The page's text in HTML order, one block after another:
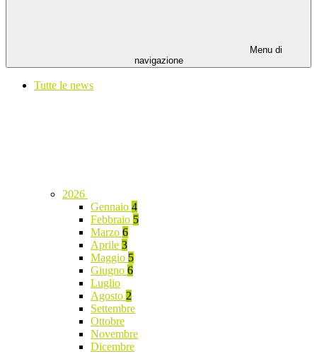
Menu di
navigazione
Tutte le news
2026
Gennaio 4
Febbraio 5
Marzo 6
Aprile 3
Maggio 5
Giugno 6
Luglio
Agosto 2
Settembre
Ottobre
Novembre
Dicembre